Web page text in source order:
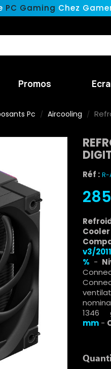
PC Gaming Chez
Promos
Pc Aircooling
Réf : R-
Cooler
v3/
% -
mm -